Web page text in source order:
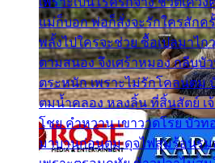
แม่ก็บอก พ่อก็สั่งจะรักใครสักค
พลั้งไปใครจะช่วย ซื้อเปลมาไก
ตามสนอง จึงเศร้าหมอง กลีบบั
ตระหนัก เพราะไม่รักโคลนตม
ตมน้ำคลอง หลงลิ้น ที่สิ้นสัตย์ เ
โชย คำหวาน เขาวาดโรย บัว
มาบานก่อนตูม ดุจไฟสุมร้อนรุม